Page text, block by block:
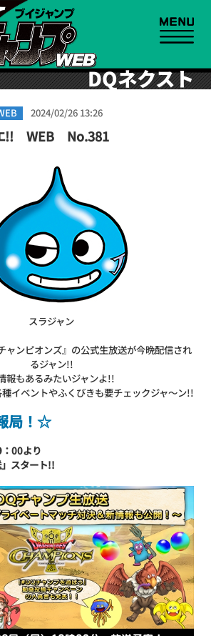
DQネクスト
2024/02/26 13:26
!! WEB No.381
スラジャン
ャンピオンズ』の公式生放送が今晩配信され
るジャン!!
報もあるみたいジャンよ!!
イベントやふくびきも要チェックジャ～ン!!
局！☆
00より
」スタート!!